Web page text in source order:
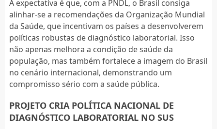
A expectativa é que, com a PNDL, o Brasil consiga
alinhar-se a recomendações da Organização Mundial
da Saúde, que incentivam os países a desenvolverem
políticas robustas de diagnóstico laboratorial. Isso
não apenas melhora a condição de saúde da
população, mas também fortalece a imagem do Brasil
no cenário internacional, demonstrando um
compromisso sério com a saúde pública.
PROJETO CRIA POLÍTICA NACIONAL DE
DIAGNÓSTICO LABORATORIAL NO SUS